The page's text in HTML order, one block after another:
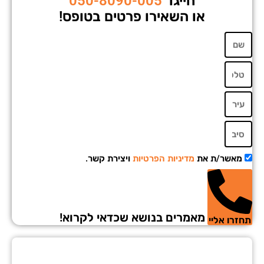
או השאירו פרטים בטופס!
מאשר/ת אתמדיניות הפרטיותויצירת קשר.
אליי מאמרים בנושא שכדאי לקרוא!